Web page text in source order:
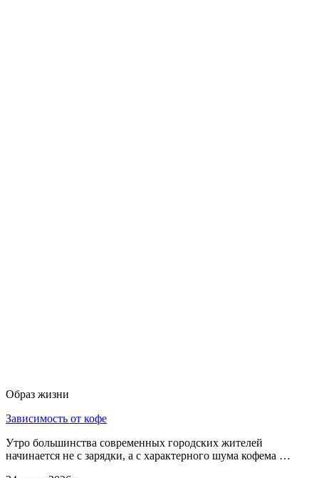
Образ жизни
Зависимость от кофе
Утро большинства современных городских жителей
начинается не с зарядки, а с характерного шума кофема …